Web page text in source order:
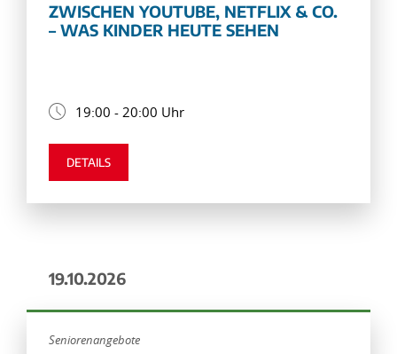
ZWISCHEN YOUTUBE, NETFLIX & CO.
– WAS KINDER HEUTE SEHEN
19:00 - 20:00 Uhr
DETAILS
19.10.2026
Seniorenangebote